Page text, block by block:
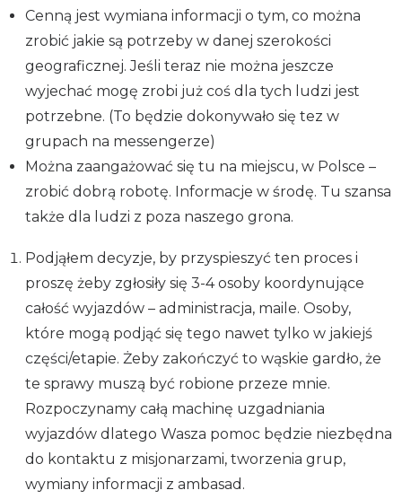
Cenną jest wymiana informacji o tym, co można
zrobić jakie są potrzeby w danej szerokości
geograficznej. Jeśli teraz nie można jeszcze
wyjechać mogę zrobi już coś dla tych ludzi jest
potrzebne. (To będzie dokonywało się tez w
grupach na messengerze)
Można zaangażować się tu na miejscu, w Polsce –
zrobić dobrą robotę. Informacje w środę. Tu szansa
także dla ludzi z poza naszego grona.
Podjąłem decyzje, by przyspieszyć ten proces i
proszę żeby zgłosiły się 3-4 osoby koordynujące
całość wyjazdów – administracja, maile. Osoby,
które mogą podjąć się tego nawet tylko w jakiejś
części/etapie. Żeby zakończyć to wąskie gardło, że
te sprawy muszą być robione przeze mnie.
Rozpoczynamy całą machinę uzgadniania
wyjazdów dlatego Wasza pomoc będzie niezbędna
do kontaktu z misjonarzami, tworzenia grup,
wymiany informacji z ambasad.